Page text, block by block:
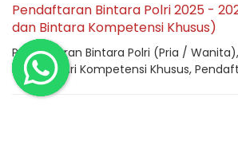
Pendaftaran Bintara Polri 2025 -
dan Bintara Kompetensi Khusus)
Pendaftaran Bintara Polri (Pria /
Bintara Polri Kompetensi Khusus,